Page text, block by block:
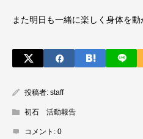
また明日も一緒に楽しく身体を動
投稿者: staff
初石 活動報告
コメント: 0